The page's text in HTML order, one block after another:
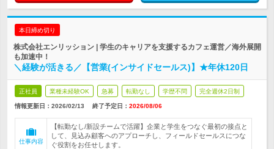
本日締め切り
株式会社エンリッション | 学生のキャリアを支援するカフェ運営／海外展開
も加速中！
＼経験が活きる／【営業(インサイドセールス)】★年休120日
正社員 業種未経験OK 急募 転勤なし 学歴不問 完全週休2日制
情報更新日：2026/02/13 終了予定日： 2026/08/06
仕事内容
【転勤なし/新設チームで活躍】企業と学生をつなぐ最初の接点と
して、見込み顧客へのアプローチし、フィールドセールスにつな
ぐ役割をお任せします。